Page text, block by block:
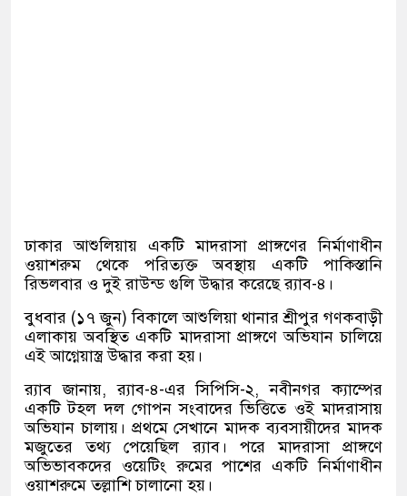
ঢাকার আশুলিয়ায় একটি মাদরাসা প্রাঙ্গণের নির্মাণাধীন
ওয়াশরুম থেকে পরিত্যক্ত অবস্থায় একটি পাকিস্তানি
রিভলবার ও দুই রাউন্ড গুলি উদ্ধার করেছে র‍্যাব-৪।
বুধবার (১৭ জুন) বিকালে আশুলিয়া থানার শ্রীপুর গণকবাড়ী
এলাকায় অবস্থিত একটি মাদরাসা প্রাঙ্গণে অভিযান চালিয়ে
এই আগ্নেয়াস্ত্র উদ্ধার করা হয়।
র‍্যাব জানায়, র‍্যাব-৪-এর সিপিসি-২, নবীনগর ক্যাম্পের
একটি টহল দল গোপন সংবাদের ভিত্তিতে ওই মাদরাসায়
অভিযান চালায়। প্রথমে সেখানে মাদক ব্যবসায়ীদের মাদক
মজুতের তথ্য পেয়েছিল র‍্যাব। পরে মাদরাসা প্রাঙ্গণে
অভিভাবকদের ওয়েটিং রুমের পাশের একটি নির্মাণাধীন
ওয়াশরুমে তল্লাশি চালানো হয়।